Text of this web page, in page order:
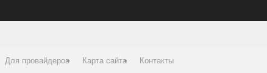
Для провайдеров Карта сайта Контакты